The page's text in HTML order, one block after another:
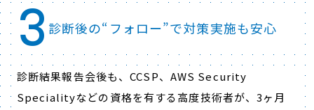
3 診断後の“フォロー”で対策実施も安心
診断結果報告会後も、CCSP、AWS Security
Specialityなどの資格を有する高度技術者が、3ヶ月